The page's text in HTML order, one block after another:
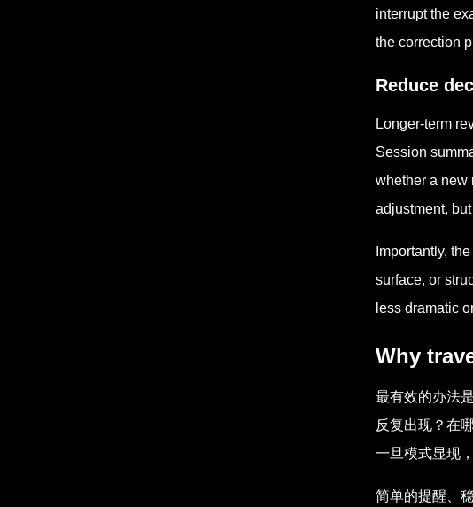
interrupt the
the correction
Reduce
Longer-term
Session
whether a new
adjustment,
Importantly,
surface, or
less dramatic
Why
最有效的办法
反复出现？在
一旦模式显现
简单的提醒、